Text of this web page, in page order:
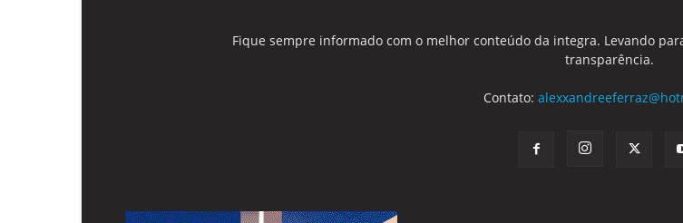
Fique sempre informado com o melhor conteúdo da integra. Levando
transparência.
Contato: